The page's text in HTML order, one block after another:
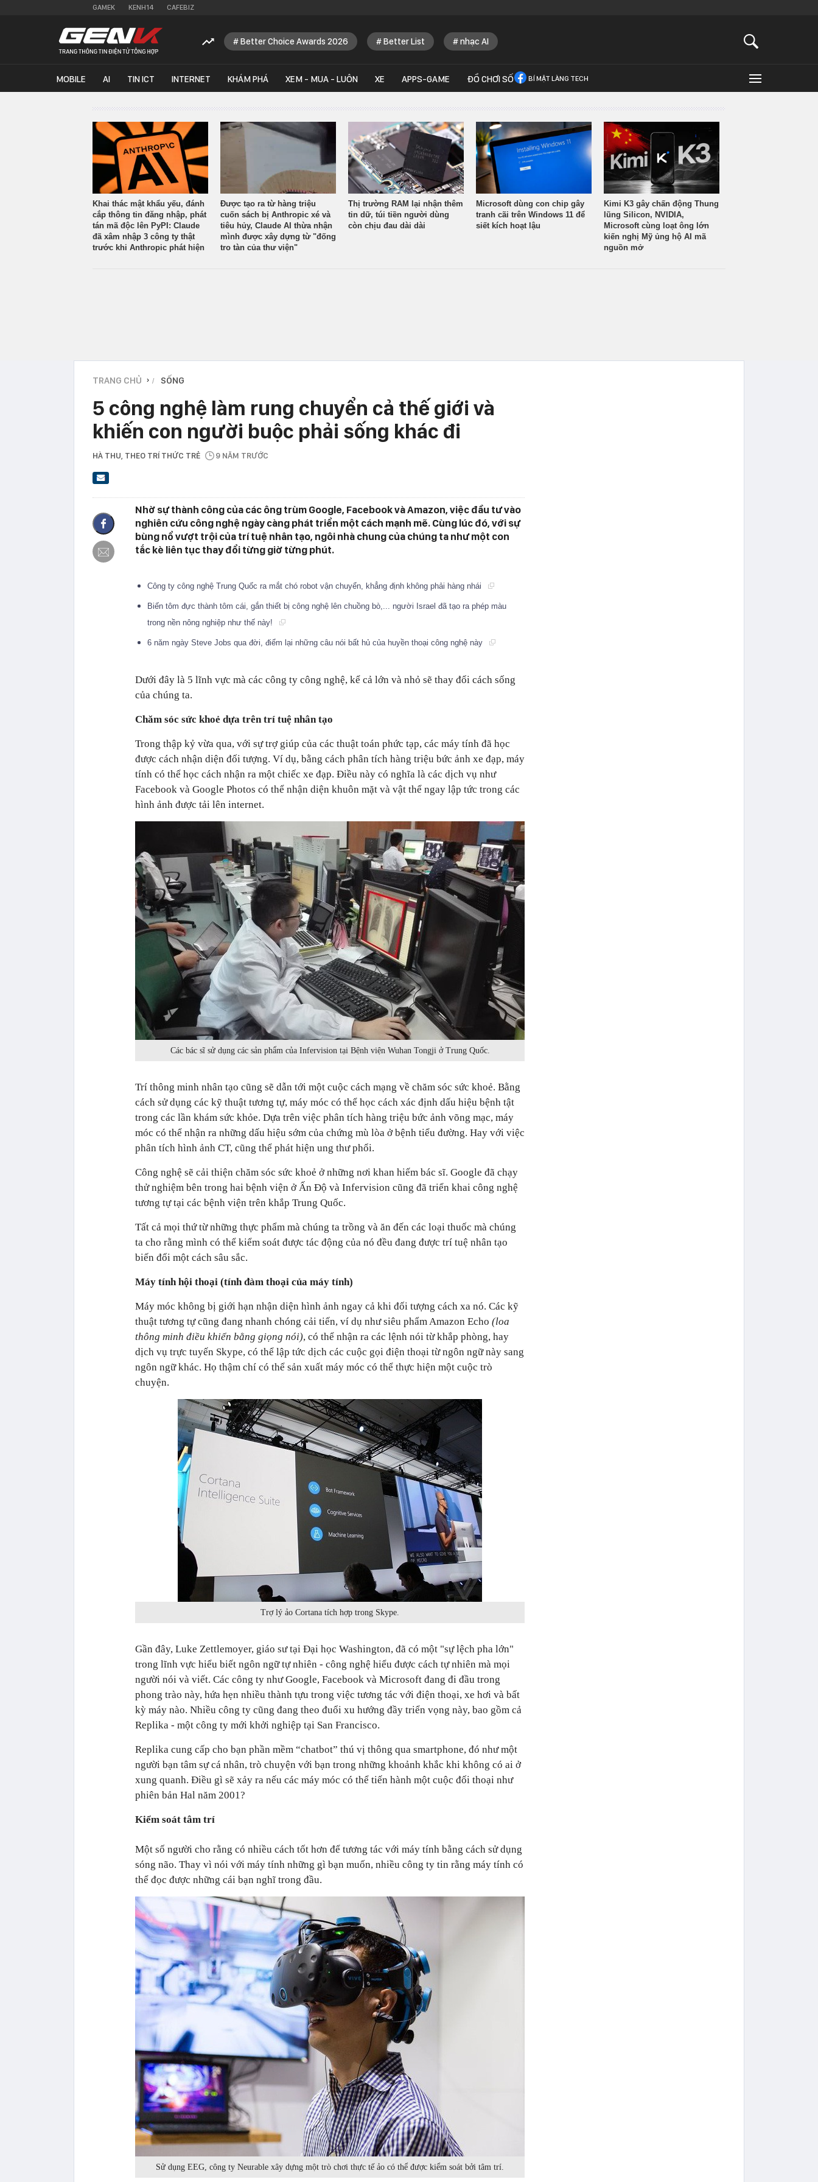
GAMEK KENH14 CAFEBIZ
Better Choice Awards 2026 Better List nhạc AI
MOBILE AI TIN ICT INTERNET KHÁM PHÁ XEM - MUA - LUÔN XE APPS-GAME ĐỒ CHƠI SỐ BÍ MẬT LÀNG TECH
Khai thác mật khẩu yếu, đánh
cắp thông tin đăng nhập, phát
tán mã độc lên PyPI: Claude
đã xâm nhập 3 công ty thật
trước khi Anthropic phát hiện
Được tạo ra từ hàng triệu
cuốn sách bị Anthropic xé và
tiêu hủy, Claude AI thừa nhận
mình được xây dựng từ "đống
tro tàn của thư viện"
Thị trường RAM lại nhận thêm
tin dữ, túi tiền người dùng
còn chịu đau dài dài
Microsoft dùng con chip gây
tranh cãi trên Windows 11 để
siết kích hoạt lậu
Kimi K3 gây chấn động Thung
lũng Silicon, NVIDIA,
Microsoft cùng loạt ông lớn
kiến nghị Mỹ ủng hộ AI mã
nguồn mở
TRANG CHỦ › SỐNG
5 công nghệ làm rung chuyển cả thế giới và
khiến con người buộc phải sống khác đi
HÀ THU , THEO TRÍ THỨC TRẺ 9 NĂM TRƯỚC
Nhờ sự thành công của các ông trùm Google, Facebook và Amazon, việc đầu tư vào
nghiên cứu công nghệ ngày càng phát triển một cách mạnh mẽ. Cùng lúc đó, với sự
bùng nổ vượt trội của trí tuệ nhân tạo, ngôi nhà chung của chúng ta như một con
tắc kè liên tục thay đổi từng giờ từng phút.
Công ty công nghệ Trung Quốc ra mắt chó robot vận chuyển, khẳng định không phải hàng nhái
Biến tôm đực thành tôm cái, gắn thiết bị công nghệ lên chuồng bò,... người Israel đã tạo ra phép màu
trong nền nông nghiệp như thế này!
6 năm ngày Steve Jobs qua đời, điểm lại những câu nói bất hủ của huyền thoại công nghệ này
Dưới đây là 5 lĩnh vực mà các công ty công nghệ, kể cả lớn và nhỏ sẽ thay đổi cách sống
của chúng ta.
Chăm sóc sức khoẻ dựa trên trí tuệ nhân tạo
Trong thập kỷ vừa qua, với sự trợ giúp của các thuật toán phức tạp, các máy tính đã học
được cách nhận diện đối tượng. Ví dụ, bằng cách phân tích hàng triệu bức ảnh xe đạp, máy
tính có thể học cách nhận ra một chiếc xe đạp. Điều này có nghĩa là các dịch vụ như
Facebook và Google Photos có thể nhận diện khuôn mặt và vật thể ngay lập tức trong các
hình ảnh được tải lên internet.
Các bác sĩ sử dụng các sản phẩm của Infervision tại Bệnh viện Wuhan Tongji ở Trung Quốc.
Trí thông minh nhân tạo cũng sẽ dẫn tới một cuộc cách mạng về chăm sóc sức khoẻ. Bằng
cách sử dụng các kỹ thuật tương tự, máy móc có thể học cách xác định dấu hiệu bệnh tật
trong các lần khám sức khỏe. Dựa trên việc phân tích hàng triệu bức ảnh võng mạc, máy
móc có thể nhận ra những dấu hiệu sớm của chứng mù lòa ở bệnh tiểu đường. Hay với việc
phân tích hình ảnh CT, cũng thể phát hiện ung thư phổi.
Công nghệ sẽ cải thiện chăm sóc sức khoẻ ở những nơi khan hiếm bác sĩ. Google đã chạy
thử nghiệm bên trong hai bệnh viện ở Ấn Độ và Infervision cũng đã triển khai công nghệ
tương tự tại các bệnh viện trên khắp Trung Quốc.
Tất cả mọi thứ từ những thực phẩm mà chúng ta trồng và ăn đến các loại thuốc mà chúng
ta cho rằng mình có thể kiểm soát được tác động của nó đều đang được trí tuệ nhân tạo
biến đổi một cách sâu sắc.
Máy tính hội thoại (tính đàm thoại của máy tính)
Máy móc không bị giới hạn nhận diện hình ảnh ngay cả khi đối tượng cách xa nó. Các kỹ
thuật tương tự cũng đang nhanh chóng cải tiến, ví dụ như siêu phẩm Amazon Echo (loa
thông minh điều khiển bằng giọng nói), có thể nhận ra các lệnh nói từ khắp phòng, hay
dịch vụ trực tuyến Skype, có thể lập tức dịch các cuộc gọi điện thoại từ ngôn ngữ này sang
ngôn ngữ khác. Họ thậm chí có thể sản xuất máy móc có thể thực hiện một cuộc trò
chuyện.
Trợ lý ảo Cortana tích hợp trong Skype.
Gần đây, Luke Zettlemoyer, giáo sư tại Đại học Washington, đã có một "sự lệch pha lớn"
trong lĩnh vực hiểu biết ngôn ngữ tự nhiên - công nghệ hiểu được cách tự nhiên mà mọi
người nói và viết. Các công ty như Google, Facebook và Microsoft đang đi đầu trong
phong trào này, hứa hẹn nhiều thành tựu trong việc tương tác với điện thoại, xe hơi và bất
kỳ máy nào. Nhiều công ty cũng đang theo đuổi xu hướng đầy triển vọng này, bao gồm cả
Replika - một công ty mới khởi nghiệp tại San Francisco.
Replika cung cấp cho bạn phần mềm “chatbot” thú vị thông qua smartphone, đó như một
người bạn tâm sự cá nhân, trò chuyện với bạn trong những khoảnh khắc khi không có ai ở
xung quanh. Điều gì sẽ xảy ra nếu các máy móc có thể tiến hành một cuộc đối thoại như
phiên bản Hal năm 2001?
Kiểm soát tâm trí
Một số người cho rằng có nhiều cách tốt hơn để tương tác với máy tính bằng cách sử dụng
sóng não. Thay vì nói với máy tính những gì bạn muốn, nhiều công ty tin rằng máy tính có
thể đọc được những cái bạn nghĩ trong đầu.
Sử dụng EEG, công ty Neurable xây dựng một trò chơi thực tế ảo có thể được kiểm soát bởi tâm trí.